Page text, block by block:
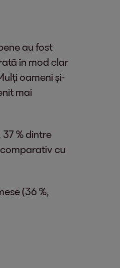
au fost
în mod clar
oameni și-
mai
% dintre
cu
(36 %,